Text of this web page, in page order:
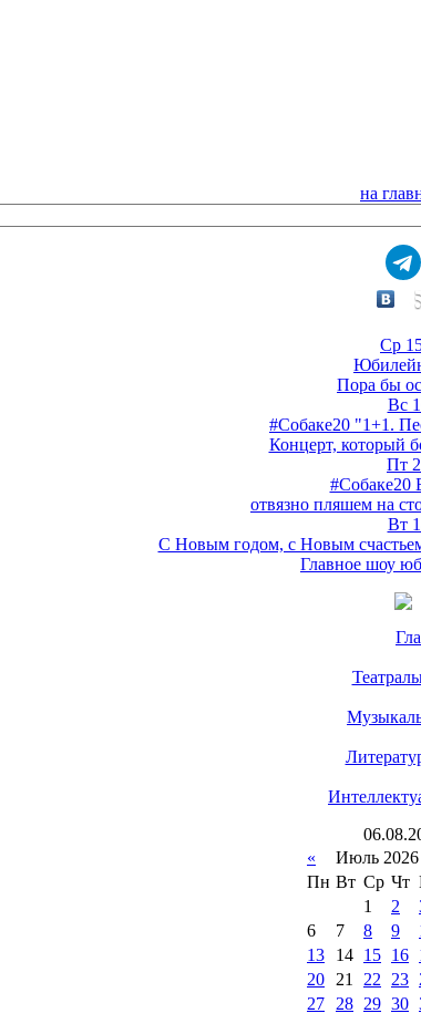
на
Ср
Пора бы
Вс
#Собаке20 "1+1.
Концерт, который
Пт
отвязно пляшем на
Вт
С Новым годом, с Новым
Главное шоу
06.08.
«
Июль 2026
Пн Вт Ср Чт
1
2
6
7 8 9
13
14 15 16
20
21 22 23
27
28 29 30